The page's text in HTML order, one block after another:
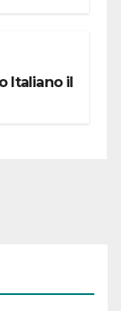
Italiano il